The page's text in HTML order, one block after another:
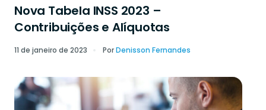
Nova Tabela INSS 2023 –
Contribuições e Alíquotas
11 de janeiro de 2023 PorDenisson Fernandes